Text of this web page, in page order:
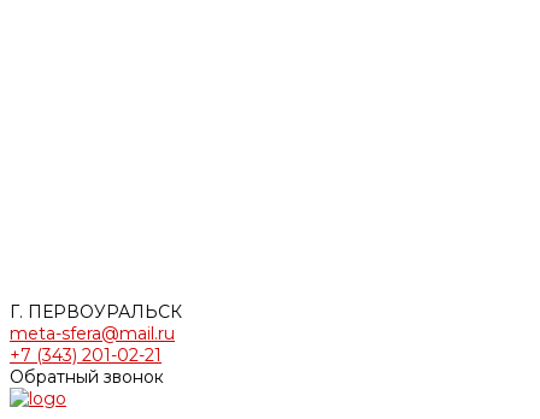
Г. ПЕРВОУРАЛЬСК
meta-sfera@mail.ru
+7 (343) 201-02-21
Обратный звонок